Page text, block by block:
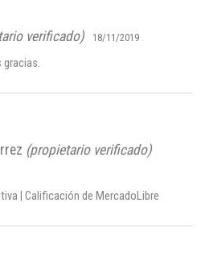
verificado) 18/11/2019
gracias.
(propietario verificado)
| Calificación de MercadoLibre